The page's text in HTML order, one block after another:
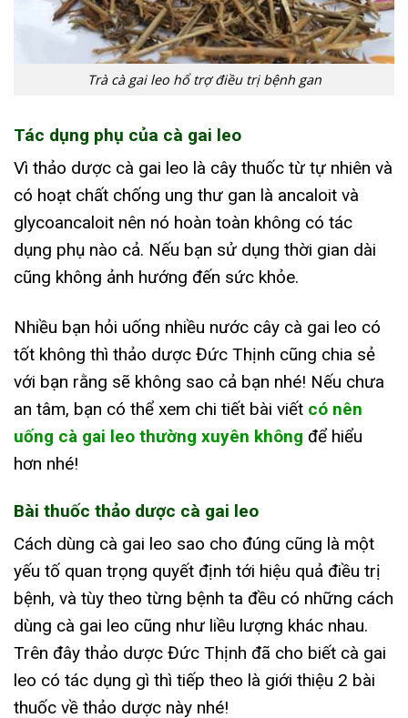
Trà cà gai leo hổ trợ điều trị bệnh gan
Tác dụng phụ của cà gai leo
Vì thảo dược cà gai leo là cây thuốc từ tự nhiên và
có hoạt chất chống ung thư gan là ancaloit và
glycoancaloit nên nó hoàn toàn không có tác
dụng phụ nào cả. Nếu bạn sử dụng thời gian dài
cũng không ảnh hướng đến sức khỏe.
Nhiều bạn hỏi uống nhiều nước cây cà gai leo có
tốt không thì thảo dược Đức Thịnh cũng chia sẻ
với bạn rằng sẽ không sao cả bạn nhé! Nếu chưa
an tâm, bạn có thể xem chi tiết bài viết có nên
uống cà gai leo thường xuyên không để hiểu
hơn nhé!
Bài thuốc thảo dược cà gai leo
Cách dùng cà gai leo sao cho đúng cũng là một
yếu tố quan trọng quyết định tới hiệu quả điều trị
bệnh, và tùy theo từng bệnh ta đều có những cách
dùng cà gai leo cũng như liều lượng khác nhau.
Trên đây thảo dược Đức Thịnh đã cho biết cà gai
leo có tác dụng gì thì tiếp theo là giới thiệu 2 bài
thuốc về thảo dược này nhé!